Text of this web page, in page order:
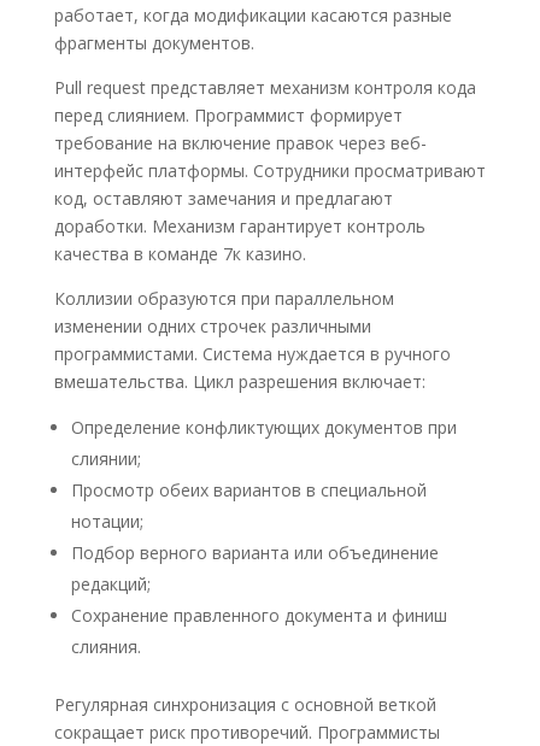
работает, когда модификации касаются разные
фрагменты документов.
Pull request представляет механизм контроля кода
перед слиянием. Программист формирует
требование на включение правок через веб-
интерфейс платформы. Сотрудники просматривают
код, оставляют замечания и предлагают
доработки. Механизм гарантирует контроль
качества в команде 7к казино.
Коллизии образуются при параллельном
изменении одних строчек различными
программистами. Система нуждается в ручного
вмешательства. Цикл разрешения включает:
Определение конфликтующих документов при
слиянии;
Просмотр обеих вариантов в специальной
нотации;
Подбор верного варианта или объединение
редакций;
Сохранение правленного документа и финиш
слияния.
Регулярная синхронизация с основной веткой
сокращает риск противоречий. Программисты